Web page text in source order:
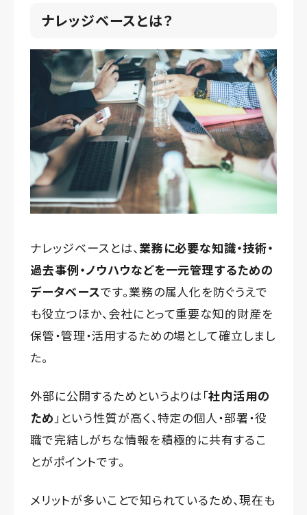
ナレッジベースとは？
ナレッジベースとは、業務に必要な知識・技術・
過去事例・ノウハウなどを一元管理するための
データベースです。業務の属人化を防ぐうえで
も役立つほか、会社にとって重要な知的財産を
保管・管理・活用するための場として確立しまし
た。
外部に公開するためというよりは「社内活用の
ため」という性質が高く、特定の個人・部署・役
職で完結しがちな情報を積極的に共有するこ
とがポイントです。
メリットが多いことで知られているため、現在も